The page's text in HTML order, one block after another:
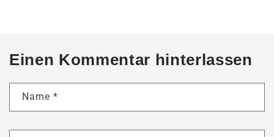
Einen Kommentar hinterlassen
Name *